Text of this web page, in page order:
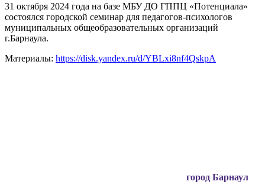
31 октября 2024 года на базе МБУ ДО ГППЦ «Потенциала»
состоялся городской семинар для педагогов-психологов
муниципальных общеобразовательных организаций
г.Барнаула.
Материалы: https://disk.yandex.ru/d/YBLxi8nf4QskpA
город Барнаул